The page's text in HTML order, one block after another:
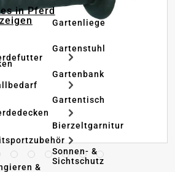
in Pferd
&
Gartenliege
Gartenstuhl
Gartenbank
Gartentisch
Bierzeltgarnitur
Sonnen- &
Sichtschutz